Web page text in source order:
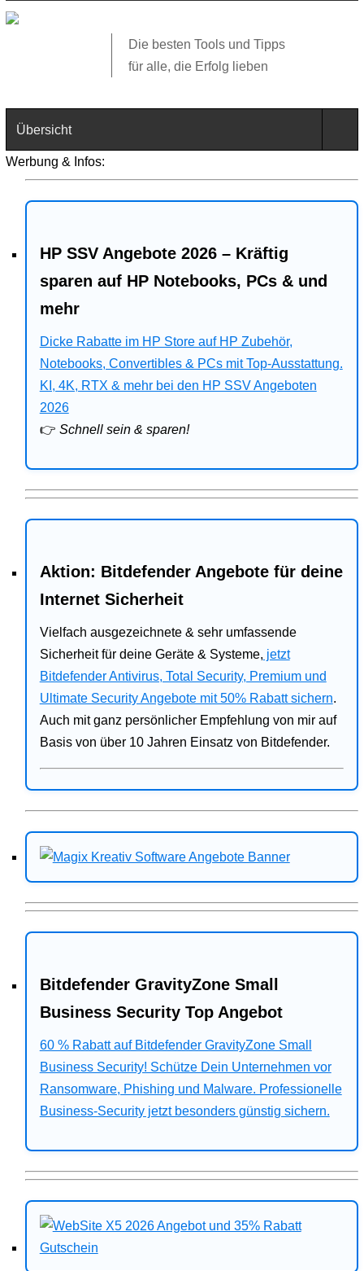
Die besten Tools und Tipps
für alle, die Erfolg lieben
Übersicht
Technik
Web
Business
Angebote
Bitdefender
Ratgeber
Werbung & Infos:
HP SSV Angebote 2026 – Kräftig
sparen auf HP Notebooks, PCs & und
mehr
Dicke Rabatte im HP Store auf HP Zubehör,
Notebooks, Convertibles & PCs mit Top-Ausstattung.
KI, 4K, RTX & mehr bei den HP SSV Angeboten
2026
👉 Schnell sein & sparen!
Aktion: Bitdefender Angebote für deine
Internet Sicherheit
Vielfach ausgezeichnete & sehr umfassende
Sicherheit für deine Geräte & Systeme, jetzt
Bitdefender Antivirus, Total Security, Premium und
Ultimate Security Angebote mit 50% Rabatt sichern.
Auch mit ganz persönlicher Empfehlung von mir auf
Basis von über 10 Jahren Einsatz von Bitdefender.
Bitdefender GravityZone Small
Business Security Top Angebot
60 % Rabatt auf Bitdefender GravityZone Small
Business Security! Schütze Dein Unternehmen vor
Ransomware, Phishing und Malware. Professionelle
Business-Security jetzt besonders günstig sichern.